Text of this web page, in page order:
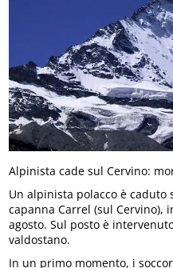
Alpinista cade sul Cervino:
Un alpinista polacco è caduto
capanna Carrel (sul Cervino),
agosto. Sul posto è
valdostano.
In un primo momento, i